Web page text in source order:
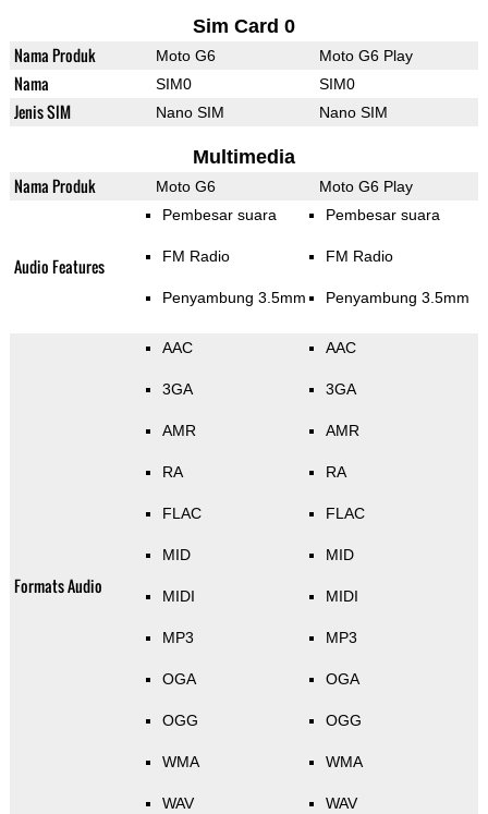
Sim Card 0
Nama Produk Moto G6 Moto G6 Play
Nama SIM0 SIM0
Jenis SIM Nano SIM Nano SIM
Multimedia
Nama Produk Moto G6 Moto G6 Play
Audio Features
Pembesar suara
FM Radio
Penyambung 3.5mm
Pembesar suara
FM Radio
Penyambung 3.5mm
Formats Audio
AAC
3GA
AMR
RA
FLAC
MID
MIDI
MP3
OGA
OGG
WMA
WAV
AAC
3GA
AMR
RA
FLAC
MID
MIDI
MP3
OGA
OGG
WMA
WAV